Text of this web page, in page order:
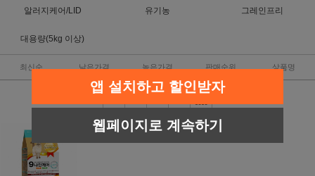
알러지케어/LID 유기농 그레인프리
대용량(5kg 이상)
최신순 낮은가격 높은가격 판매순위 상품명
앱 설치하고 할인받자
웹페이지로 계속하기